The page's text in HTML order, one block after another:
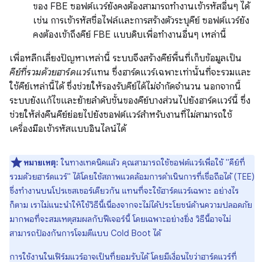
ของ FBE ซอฟต์แวร์ยังคงต้องสามารถทำงานเข้ารหัสอื่นๆ ได้
เช่น การเข้ารหัสชื่อไฟล์และการสร้างตัวระบุคีย์ ซอฟต์แวร์ยัง
คงต้องเข้าถึงคีย์ FBE แบบดิบเพื่อทำงานอื่นๆ เหล่านี้
เพื่อหลีกเลี่ยงปัญหาเหล่านี้ ระบบจึงสร้างคีย์พื้นที่เก็บข้อมูลเป็น
คีย์ที่รวมด้วยฮาร์ดแวร์แทน ซึ่งฮาร์ดแวร์เฉพาะเท่านั้นที่จะรวมและ
ใช้คีย์เหล่านี้ได้ ซึ่งช่วยให้รองรับคีย์ได้ไม่จำกัดจำนวน นอกจากนี้
ระบบยังแก้ไขและย้ายลำดับชั้นของคีย์บางส่วนไปยังฮาร์ดแวร์นี้ ซึ่ง
ช่วยให้ส่งคืนคีย์ย่อยไปยังซอฟต์แวร์สำหรับงานที่ไม่สามารถใช้
เครื่องมือเข้ารหัสแบบอินไลน์ได้
หมายเหตุ: ในทางเทคนิคแล้ว คุณสามารถใช้ซอฟต์แวร์เพื่อใช้ "คีย์ที่
รวมด้วยฮาร์ดแวร์" ได้โดยใช้สภาพแวดล้อมการดำเนินการที่เชื่อถือได้ (TEE)
ซึ่งทำงานบนโปรเซสเซอร์เดียวกัน แทนที่จะใช้ฮาร์ดแวร์เฉพาะ อย่างไร
ก็ตาม เราไม่แนะนำให้ใช้วิธีนี้เนื่องจากจะไม่ได้ประโยชน์ด้านความปลอดภัย
มากพอที่จะสมเหตุสมผลกับฟีเจอร์นี้ โดยเฉพาะอย่างยิ่ง วิธีนี้อาจไม่
สามารถป้องกันการโจมตีแบบ Cold Boot ได้
การใช้งานในเฟิร์มแวร์อาจเป็นที่ยอมรับได้ โดยมีเงื่อนไขว่าฮาร์ดแวร์ที่